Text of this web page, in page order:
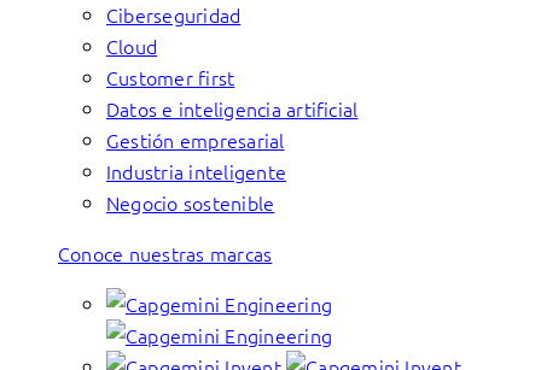
Ciberseguridad
Cloud
Customer first
Datos e inteligencia artificial
Gestión empresarial
Industria inteligente
Negocio sostenible
Conoce nuestras marcas